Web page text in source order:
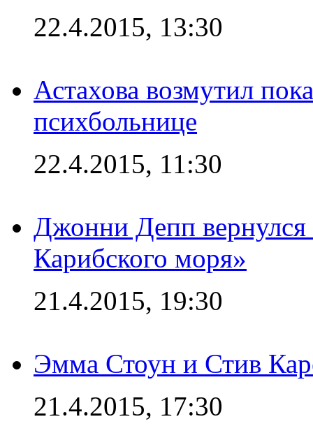
22.4.2015, 13:30
Астахова возмутил
психбольнице
22.4.2015, 11:30
Джонни Депп
Карибского моря»
21.4.2015, 19:30
Эмма Стоун и Стив
21.4.2015, 17:30